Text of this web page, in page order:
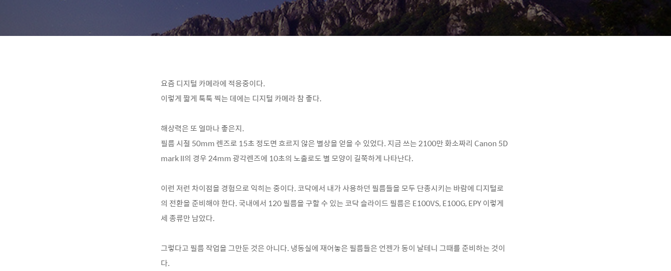
요즘 디지털 카메라에 적응중이다.
이렇게 짧게 툭툭 찍는 데에는 디지털 카메라 참 좋다.
해상력은 또 얼마나 좋은지.
필름 시절 50mm 렌즈로 15초 정도면 흐르지 않은 별상을 얻을 수 있었다. 지금 쓰는 2100만 화소짜리 Canon 5D
mark II의 경우 24mm 광각렌즈에 10초의 노출로도 별 모양이 길쭉하게 나타난다.
이런 저런 차이점을 경험으로 익히는 중이다.코닥에서 내가 사용하던 필름들을 모두 단종시키는 바람에 디지털로
의 전환을 준비해야 한다.국내에서 120 필름을 구할 수 있는 코닥 슬라이드 필름은 E100VS, E100G, EPY 이렇게
세 종류만 남았다.
그렇다고 필름 작업을그만둔 것은 아니다. 냉동실에 재어놓은 필름들은 언젠가 동이 날테니 그때를준비하는 것이
다.